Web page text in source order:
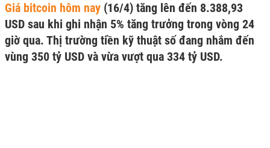
Giá bitcoin hôm nay (16/4) tăng lên đến 8.388,93
USD sau khi ghi nhận 5% tăng trưởng trong vòng 24
giờ qua. Thị trường tiền kỹ thuật số đang nhắm đến
vùng 350 tỷ USD và vừa vượt qua 334 tỷ USD.